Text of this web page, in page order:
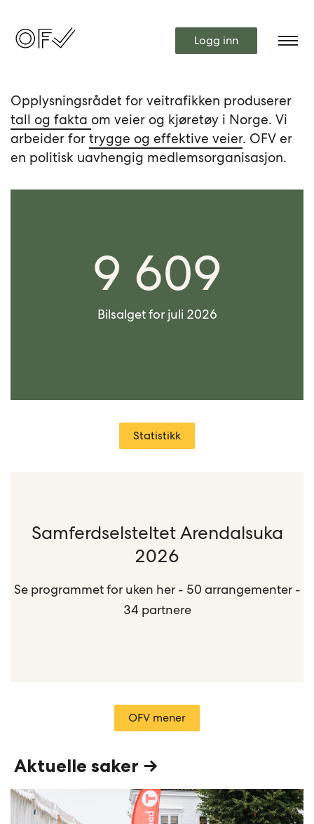
Logg inn
Opplysningsrådet for veitrafikken produserer
tall og fakta om veier og kjøretøy i Norge. Vi
arbeider fortrygge og effektive veier. OFV er
en politisk uavhengig medlemsorganisasjon.
9 609
Bilsalget for juli 2026
Statistikk
Samferdselsteltet Arendalsuka
2026
Se programmet for uken her - 50 arrangementer -
34 partnere
OFV mener
Aktuelle saker →